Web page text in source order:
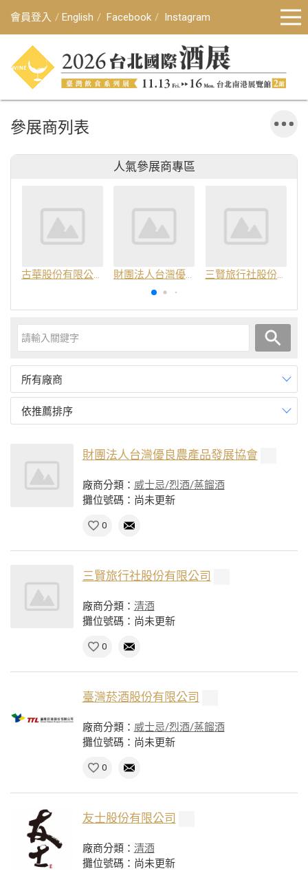
會員登入 English Facebook Instagram
參展商列表
人氣參展商專區
古華股份有限公司 財團法人台灣優良農產品發展協會 三賢旅行社股份有限公司
所有廠商
依推薦排序
財團法人台灣優良農產品發展協會
廠商分類： 威士忌/烈酒/蒸餾酒
攤位號碼：尚未更新
0
三賢旅行社股份有限公司
廠商分類： 清酒
攤位號碼：尚未更新
0
臺灣菸酒股份有限公司
廠商分類： 威士忌/烈酒/蒸餾酒
攤位號碼：尚未更新
0
友士股份有限公司
廠商分類： 清酒
攤位號碼：尚未更新